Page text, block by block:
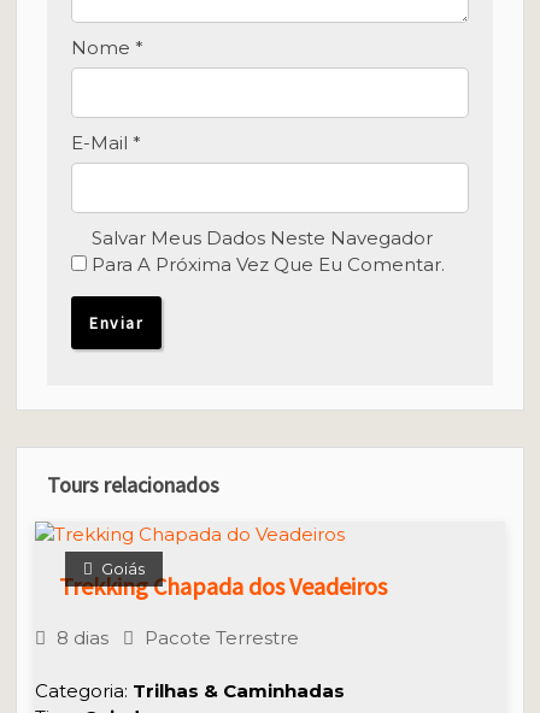
Nome *
E-Mail *
Salvar Meus Dados Neste Navegador
Para A Próxima Vez Que Eu Comentar.
Tours relacionados
Goiás
Trekking Chapada dos Veadeiros
8 dias Pacote Terrestre
Categoria: Trilhas & Caminhadas